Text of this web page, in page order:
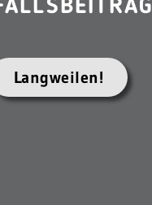
Langweilen!